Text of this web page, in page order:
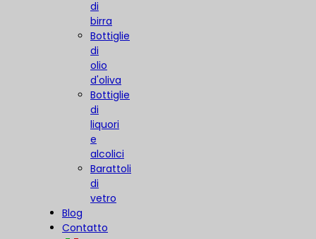
di
birra
Bottiglie
di
olio
d'oliva
Bottiglie
di
liquori
e
alcolici
Barattoli
di
vetro
Blog
Contatto